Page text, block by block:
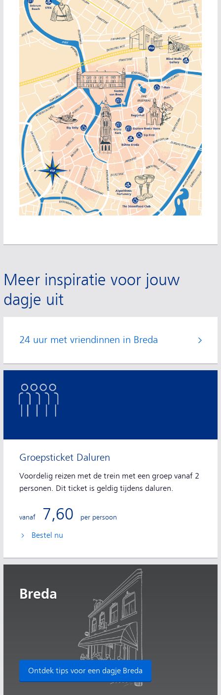
Meer inspiratie voor jouw
dagje uit
24 uur met vriendinnen in Breda
Groepsticket Daluren
Voordelig reizen met de trein met een groep vanaf 2
personen. Dit ticket is geldig tijdens daluren.
vanaf 7,60 per persoon
Bestel nu
Breda
Ontdek tips voor een dagje Breda